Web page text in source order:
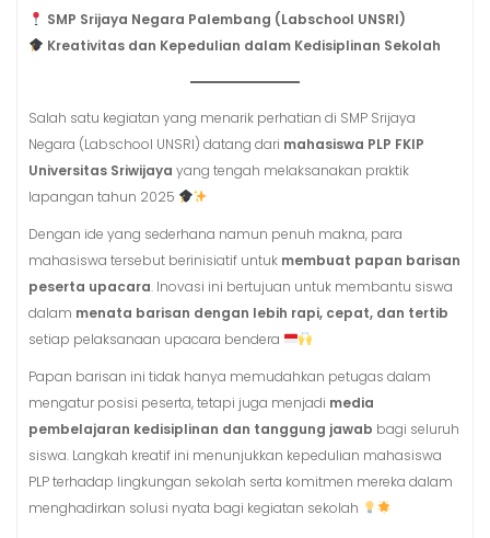
SMP Srijaya Negara Palembang (Labschool UNSRI)
Kreativitas dan Kepedulian dalam Kedisiplinan Sekolah
Salah satu kegiatan yang menarik perhatian di SMP Srijaya
Negara (Labschool UNSRI) datang dari mahasiswa PLP FKIP
Universitas Sriwijaya yang tengah melaksanakan praktik
lapangan tahun 2025
Dengan ide yang sederhana namun penuh makna, para
mahasiswa tersebut berinisiatif untuk membuat papan barisan
peserta upacara. Inovasi ini bertujuan untuk membantu siswa
dalam menata barisan dengan lebih rapi, cepat, dan tertib
setiap pelaksanaan upacara bendera
Papan barisan ini tidak hanya memudahkan petugas dalam
mengatur posisi peserta, tetapi juga menjadi media
pembelajaran kedisiplinan dan tanggung jawab bagi seluruh
siswa. Langkah kreatif ini menunjukkan kepedulian mahasiswa
PLP terhadap lingkungan sekolah serta komitmen mereka dalam
menghadirkan solusi nyata bagi kegiatan sekolah